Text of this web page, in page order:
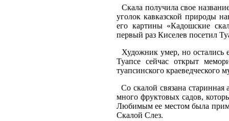
Скала получила свое
уголок кавказской природы
его картины «Кадошские
первый раз Киселев посетил
Художник умер, но остались
Туапсе сейчас открыт
туапсинского краеведческого
Со скалой связана
много фруктовых садов,
Любимым ее местом была
Скалой Слез.